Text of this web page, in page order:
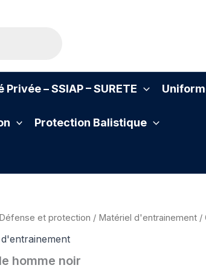
– SSIAP – SURETE
Protection Balistique
Défense et protection / Matériel d'entrainement /
homme noir